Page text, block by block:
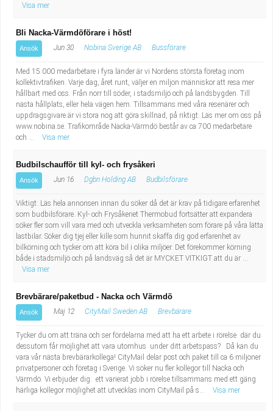
Visa mer
Bli Nacka-Värmdöförare i höst!
Ansök Jun 30 Nobina Sverige AB Bussförare
Med 15 000 medarbetare i fyra länder är vi Nordens största företag inom
kollektivtrafiken. Varje dag, året runt, väljer en miljon människor att resa mer
hållbart med oss. Från norr till söder, i stadsmiljö och på landsbygden. Till
nästa hållplats, eller hela vägen hem. Tillsammans med våra resenärer och
uppdragsgivare är vi stora nog att göra skillnad, på riktigt. Läs mer om oss på
www.nobina.se. Trafikområde Nacka-Värmdö består av ca 700 medarbetare
och ...
Visa mer
Budbilschaufför till kyl- och frysåkeri
Ansök Jun 16 Dgbn Holding AB Budbilsförare
Viktigt: Läs hela annonsen innan du söker då det är krav på tidigare erfarenhet
som budbilsförare. Kyl- och Frysåkeriet Thermobud fortsätter att expandera
söker fler som vill vara med och utveckla verksamheten som förare på våra lätta
lastbilar. Söker dig tjej eller kille som hunnit skaffa dig god erfarenhet av
bilkörning och tycker om att köra bil i olika miljöer. Det förekommer körning
både i stadsmiljö och på landsväg så det är MYCKET VITKIGT att du är ...
Visa mer
Brevbärare/paketbud - Nacka och Värmdö
Ansök Maj 12 CityMail Sweden AB Brevbärare
Tycker du om att träna och ser fördelarna med att ha ett arbete i rörelse där du
dessutom får möjlighet att vara utomhus under ditt arbetspass? Då kan du
vara vår nästa brevbärarkollega! CityMail delar post och paket till ca 6 miljoner
privatpersoner och företag i Sverige. Vi söker nu fler kollegor till Nacka och
Värmdö. Vi erbjuder dig: ett varierat jobb i rörelse tillsammans med ett gäng
härliga kollegor möjlighet att utvecklas inom CityMail på s...
Visa mer